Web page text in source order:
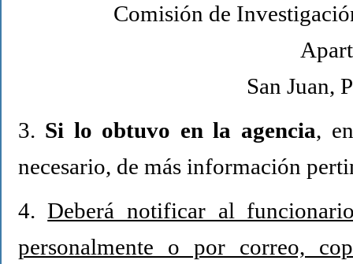
Comisión de
San Juan,
3. Si lo obtuvo en la agencia,
necesario, de más información
4.Deberá notificar al
personalmente o por correo,